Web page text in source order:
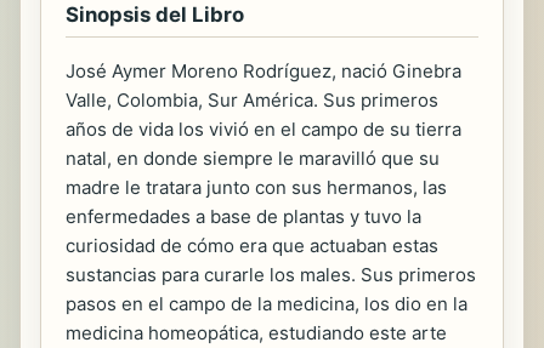
Sinopsis del Libro
José Aymer Moreno Rodríguez, nació Ginebra
Valle, Colombia, Sur América. Sus primeros
años de vida los vivió en el campo de su tierra
natal, en donde siempre le maravilló que su
madre le tratara junto con sus hermanos, las
enfermedades a base de plantas y tuvo la
curiosidad de cómo era que actuaban estas
sustancias para curarle los males. Sus primeros
pasos en el campo de la medicina, los dio en la
medicina homeopática, estudiando este arte